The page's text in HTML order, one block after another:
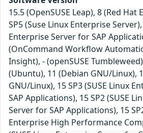
15.5 (OpenSUSE Leap), 8 (Red
SP5 (Suse Linux Enterprise Server),
Enterprise Server for SAP
(OnCommand Workflow
Insight), - (openSUSE
(Ubuntu), 11 (Debian GNU/Linux),
GNU/Linux), 15 SP3 (SUSE Linux
SAP Applications), 15 SP2 (SUSE
Server for SAP Applications), 15
Enterprise High Performance